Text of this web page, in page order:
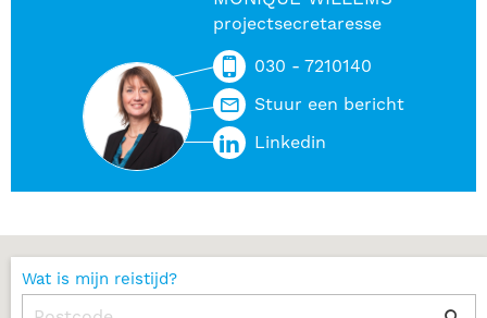
projectsecretaresse
030 - 7210140
Stuur een bericht
Linkedin
Wat is mijn reistijd?